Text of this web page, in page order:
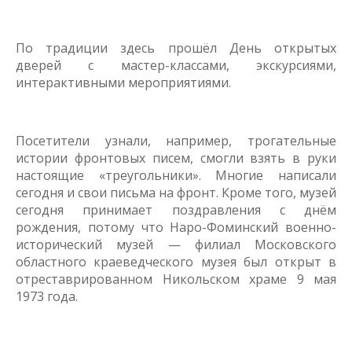
По традиции здесь прошёл День открытых
дверей с мастер-классами, экскурсиями,
интерактивными мероприятиями.
Посетители узнали, например, трогательные
истории фронтовых писем, смогли взять в руки
настоящие «треугольники». Многие написали
сегодня и свои письма на фронт. Кроме того, музей
сегодня принимает поздравления с днём
рождения, потому что Наро-Фоминский военно-
исторический музей — филиал Московского
областного краеведческого музея был открыт в
отреставрированном Никольском храме 9 мая
1973 года.